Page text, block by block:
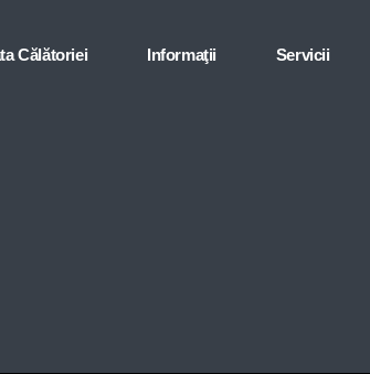
Călătoriei Informaţii Servicii